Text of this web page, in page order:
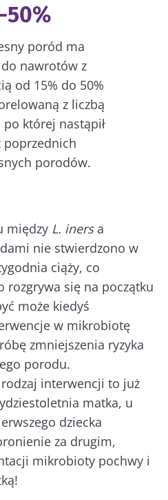
50%
poród ma
nawrotów z
od 15% do 50%
z liczbą
której nastąpił
poprzednich
porodów.
między L. inersa
nie stwierdzono w
ciąży, co
rozgrywa się na początku
może kiedyś
w mikrobiotę
zmniejszenia ryzyka
porodu.
interwencji to już
matka, u
dziecka
za drugim,
mikrobioty pochwy i